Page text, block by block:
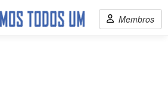
Membros